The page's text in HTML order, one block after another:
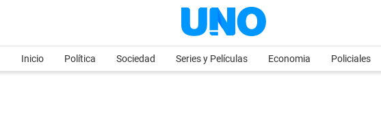
Inicio Política Sociedad Series y Películas Economia Policiales